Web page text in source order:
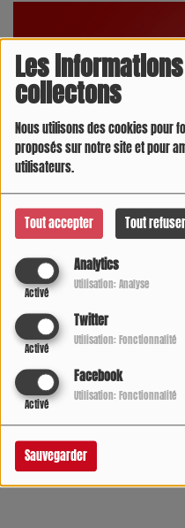
Les
collectons
Nous utilisons des cookies pour
proposés sur notre site et pour
utilisateurs.
Tout accepter Tout refuser
Analytics
Activé
Utilisation: Analyse
Twitter
Activé
Utilisation: Fonctionnalité
Facebook
Activé
Utilisation: Fonctionnalité
Sauvegarder
05 AOÛT 2026 - 666581
Écouter le podcast
L'infos sur radio COOL